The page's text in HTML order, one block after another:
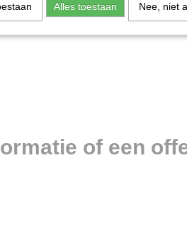
of een
Alles toestaan Nee, niet